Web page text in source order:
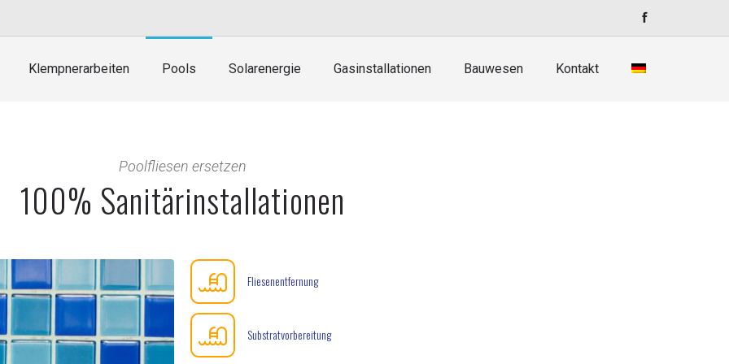
Klempnerarbeiten Pools Solarenergie Gasinstallationen Bauwesen Kontakt
Poolfliesen ersetzen
100% Sanitärinstallationen
Fliesenentfernung
Substratvorbereitung